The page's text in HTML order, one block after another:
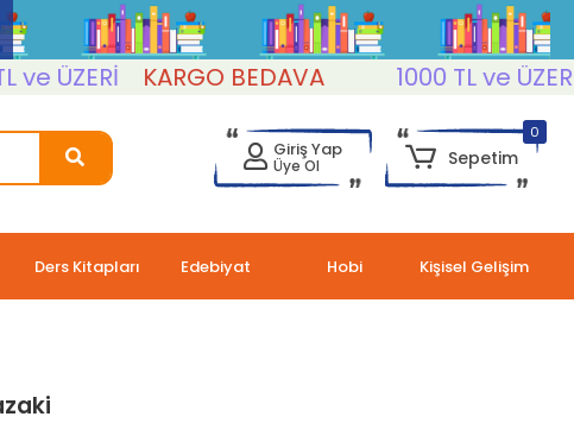
KARGO BEDAVA 1000 TL ve ÜZERİ
Giriş Yap
Üye Ol
0
Sepetim
Ders Kitapları Edebiyat Hobi Kişisel Gelişim